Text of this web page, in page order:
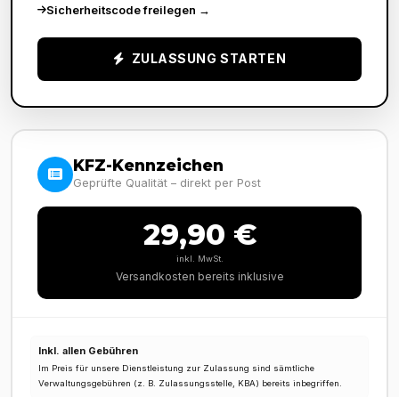
Sicherheitscode freilegen →
ZULASSUNG STARTEN
KFZ-Kennzeichen
Geprüfte Qualität – direkt per Post
29,90 €
inkl. MwSt.
Versandkosten bereits inklusive
Inkl. allen Gebühren
Im Preis für unsere Dienstleistung zur Zulassung sind sämtliche
Verwaltungsgebühren (z. B. Zulassungsstelle, KBA) bereits inbegriffen.